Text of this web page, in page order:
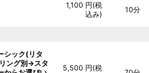
1,100 円(税
込み)
10分
シック(リタ
ング別→スタ
5,500 円(税